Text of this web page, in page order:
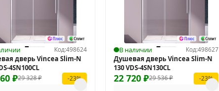
Код:498624
дверь Vincea Slim-N
4SN100CL
29 328₽
₽ -23%
В наличии Код:498627
Душевая дверь Vincea Slim-N
130 VDS-4SN130CL
29 536₽
22 720₽ -23%